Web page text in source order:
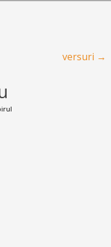
versuri →